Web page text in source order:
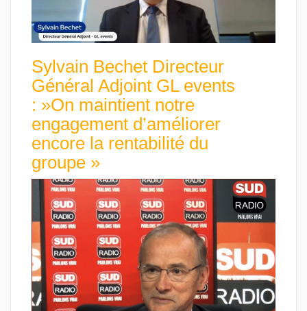
Sylvain Bechet Directeur
Général Adjoint GL events
: »On maintient notre
engagement d’améliorer
encore la rentabilité du
groupe »